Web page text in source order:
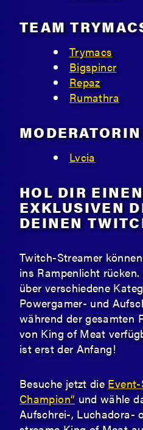
TEAM
Trymacs
Bigspincr
Repaz
Rumathra
MODERATORIN
Lvcia
HOL DIR EINEN
EXKLUSIVEN
DEINEN
Twitch-Streamer
ins Rampenlicht
über verschiedene
Powergamer- und
während der gesamten
von King of Meat
ist erst der Anfang!
Besuche jetzt dieEvent-
Champion“ und wähle
Aufschrei-, Luchadora-